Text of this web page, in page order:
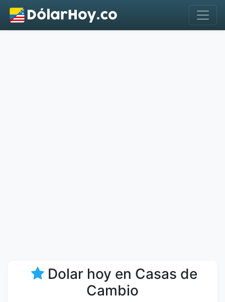
Dolar hoy en Casas de
Cambio